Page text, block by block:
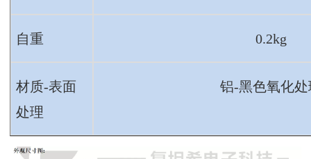
自重 0.2kg
材质-表面
处理
铝-黑色氧化处